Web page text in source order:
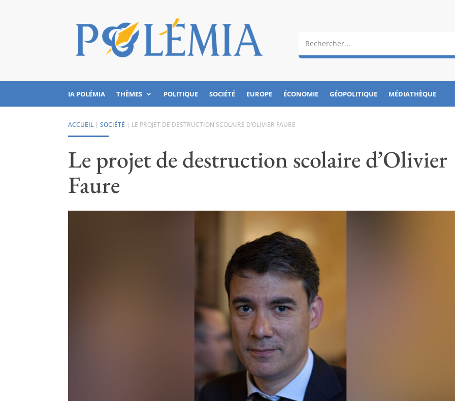
IA POLÉMIA THÈMES POLITIQUE SOCIÉTÉ EUROPE ÉCONOMIE GÉOPOLITIQUE MÉDIATHÈQUE
ACCUEIL |SOCIÉTÉ | LE PROJET DE DESTRUCTION SCOLAIRE D’OLIVIER FAURE
Le projet de destruction scolaire d’Olivier
Faure